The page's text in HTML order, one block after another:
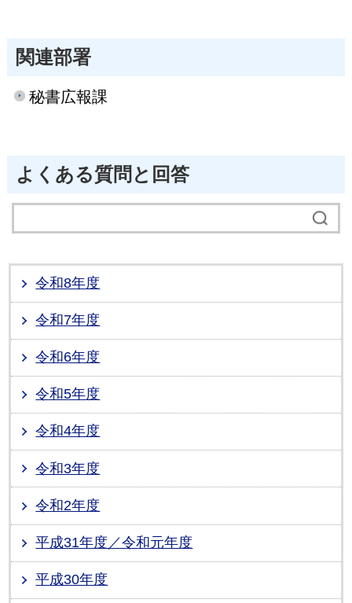
関連部署
秘書広報課
よくある質問と回答
令和8年度
令和7年度
令和6年度
令和5年度
令和4年度
令和3年度
令和2年度
平成31年度／令和元年度
平成30年度